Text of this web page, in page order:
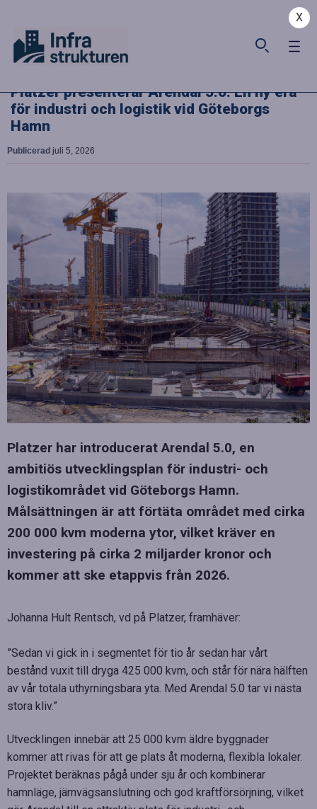
X
Platzer presenterar Arendal 5.0: En ny era
för industri och logistik vid Göteborgs
Hamn
Publicerad juli 5, 2026
Platzer har introducerat Arendal 5.0, en
ambitiös utvecklingsplan för industri- och
logistikområdet vid Göteborgs Hamn.
Målsättningen är att förtäta området med cirka
200 000 kvm moderna ytor, vilket kräver en
investering på cirka 2 miljarder kronor och
kommer att ske etappvis från 2026.
Johanna Hult Rentsch, vd på Platzer, framhäver:
”Sedan vi gick in i segmentet för tio år sedan har vårt
bestånd vuxit till dryga 425 000 kvm, och står för nära hälften
av vår totala uthyrningsbara yta. Med Arendal 5.0 tar vi nästa
stora kliv.”
Utvecklingen innebär att 25 000 kvm äldre byggnader
kommer att rivas för att ge plats åt moderna, flexibla lokaler.
Projektet beräknas pågå under sju år och kombinerar
hamnläge, järnvägsanslutning och god kraftförsörjning, vilket